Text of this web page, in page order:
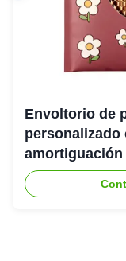
Envoltorio de
personalizado
amortiguación
reciclable
ecológico